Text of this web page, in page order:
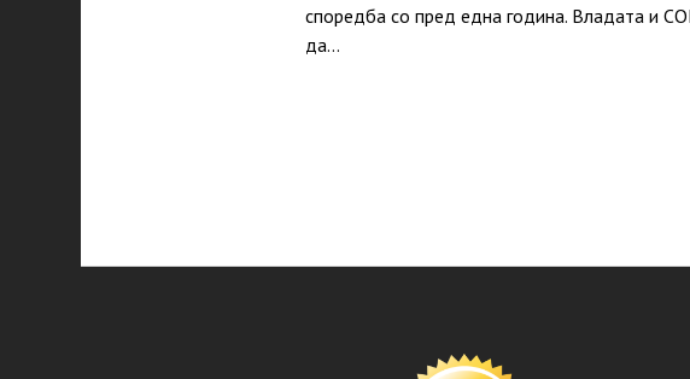
споредба со пред една година. Владата и
да…